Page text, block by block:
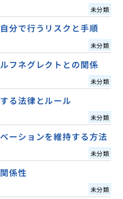
未分類
分で行うリスクと手順
未分類
フネグレクトとの関係
未分類
る法律とルール
未分類
ーションを維持する方法
未分類
係性
未分類